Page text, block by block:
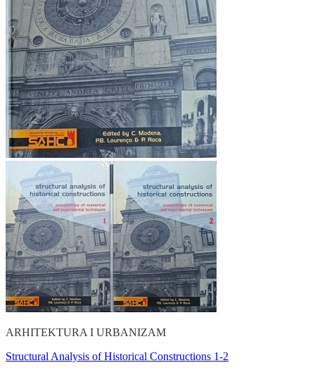
ARHITEKTURA I URBANIZAM
Structural Analysis of Historical Constructions 1-2